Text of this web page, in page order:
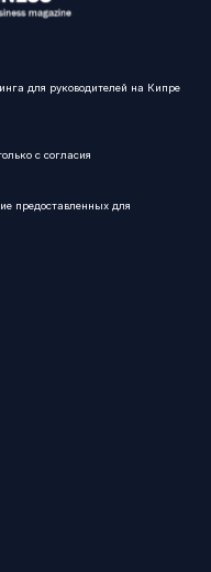
для руководителей на Кипре
с согласия
предоставленных для